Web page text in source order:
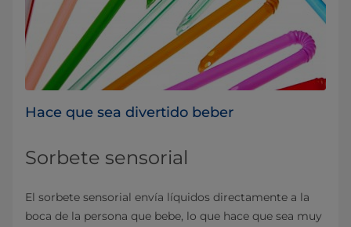
Hace que sea divertido beber
Sorbete sensorial
El sorbete sensorial envía líquidos directamente a la
boca de la persona que bebe, lo que hace que sea muy